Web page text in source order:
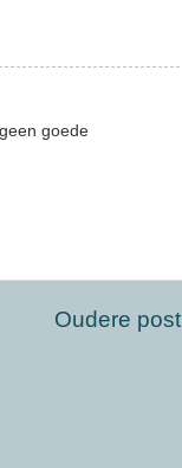
goede
Oudere post